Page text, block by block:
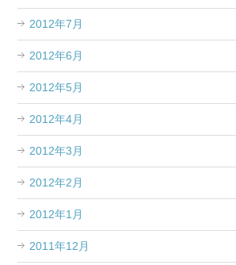
2012年7月
2012年6月
2012年5月
2012年4月
2012年3月
2012年2月
2012年1月
2011年12月